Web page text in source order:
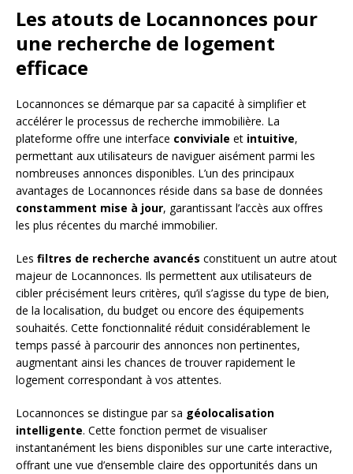
Les atouts de Locannonces pour
une recherche de logement
efficace
Locannonces se démarque par sa capacité à simplifier et
accélérer le processus de recherche immobilière. La
plateforme offre une interface conviviale et intuitive,
permettant aux utilisateurs de naviguer aisément parmi les
nombreuses annonces disponibles. L’un des principaux
avantages de Locannonces réside dans sa base de données
constamment mise à jour, garantissant l’accès aux offres
les plus récentes du marché immobilier.
Les filtres de recherche avancés constituent un autre atout
majeur de Locannonces. Ils permettent aux utilisateurs de
cibler précisément leurs critères, qu’il s’agisse du type de bien,
de la localisation, du budget ou encore des équipements
souhaités. Cette fonctionnalité réduit considérablement le
temps passé à parcourir des annonces non pertinentes,
augmentant ainsi les chances de trouver rapidement le
logement correspondant à vos attentes.
Locannonces se distingue par sa géolocalisation
intelligente. Cette fonction permet de visualiser
instantanément les biens disponibles sur une carte interactive,
offrant une vue d’ensemble claire des opportunités dans un